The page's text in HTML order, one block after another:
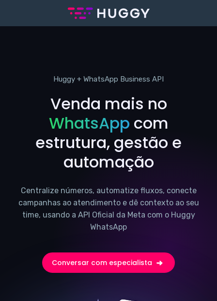
Huggy + WhatsApp Business API
Venda mais no
WhatsApp com
estrutura, gestão e
automação
Centralize números, automatize fluxos, conecte
campanhas ao atendimento e dê contexto ao seu
time, usando a API Oficial da Meta com o Huggy
WhatsApp
Conversar com especialista